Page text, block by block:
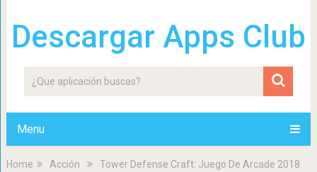
Descargar Apps Club
Menu
Home Acción Tower Defense Craft: Juego De Arcade 2018